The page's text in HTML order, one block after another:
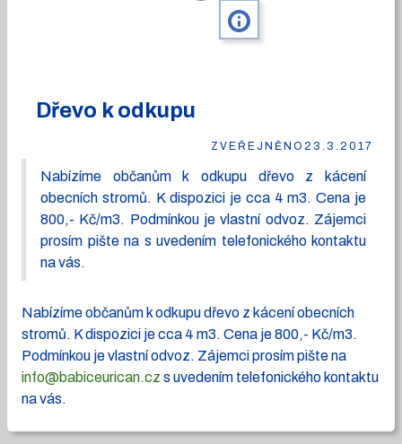
info
Dřevo k odkupu
ZVEŘEJNĚNO 23.3.2017
Nabízíme občanům k odkupu dřevo z kácení
obecních stromů. K dispozici je cca 4 m3. Cena je
800,- Kč/m3. Podmínkou je vlastní odvoz. Zájemci
prosím pište na s uvedením telefonického kontaktu
na vás.
Nabízíme občanům k odkupu dřevo z kácení obecních
stromů. K dispozici je cca 4 m3. Cena je 800,- Kč/m3.
Podmínkou je vlastní odvoz. Zájemci prosím pište na
info@babiceurican.cz s uvedením telefonického kontaktu
na vás.